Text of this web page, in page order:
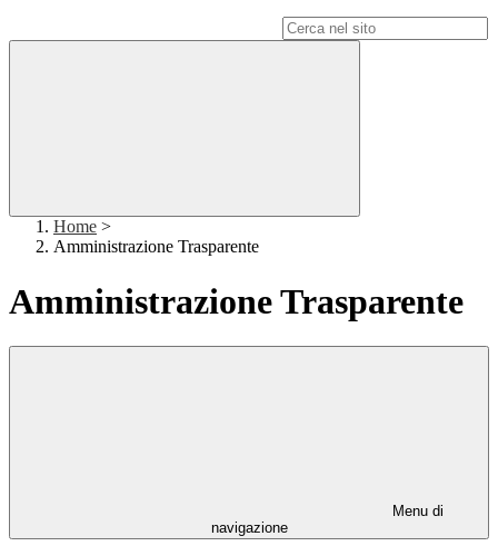
Home >
Amministrazione Trasparente
Amministrazione Trasparente
Menu di
navigazione